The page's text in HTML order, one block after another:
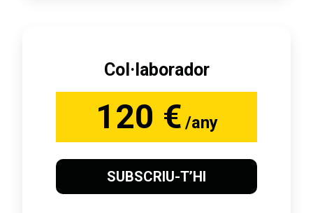
Col·laborador
120 € /any
SUBSCRIU-T’HI